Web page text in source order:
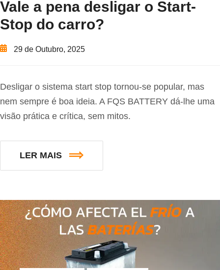
Vale a pena desligar o Start-
Stop do carro?
29 de Outubro, 2025
Desligar o sistema start stop tornou-se popular, mas
nem sempre é boa ideia. A FQS BATTERY dá-lhe uma
visão prática e crítica, sem mitos.
LER MAIS